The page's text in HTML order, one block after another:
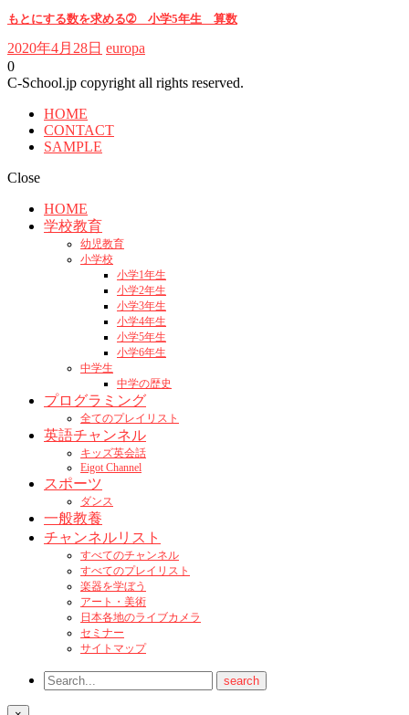
もとにする数を求める➁ 小学5年生 算数
2020年4月28日 europa
0
C-School.jp copyright all rights reserved.
HOME
CONTACT
SAMPLE
Close
HOME
学校教育
幼児教育
小学校
小学1年生
小学2年生
小学3年生
小学4年生
小学5年生
小学6年生
中学生
中学の歴史
プログラミング
全てのプレイリスト
英語チャンネル
キッズ英会話
Eigot Channel
スポーツ
ダンス
一般教養
チャンネルリスト
すべてのチャンネル
すべてのプレイリスト
楽器を学ぼう
アート・美術
日本各地のライブカメラ
セミナー
サイトマップ